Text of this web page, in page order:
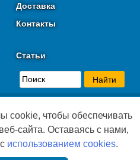
Доставка
Контакты
Статьи
cookie, чтобы обеспечивать
сайта. Оставаясь с нами,
использованием cookies.